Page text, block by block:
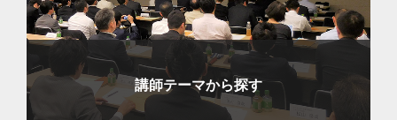
講師テーマから探す